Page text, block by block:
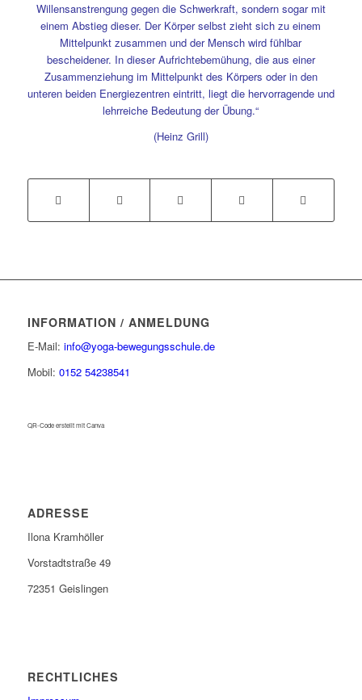
Willensanstrengung gegen die Schwerkraft, sondern sogar mit
einem Abstieg dieser. Der Körper selbst zieht sich zu einem
Mittelpunkt zusammen und der Mensch wird fühlbar
bescheidener. In dieser Aufrichtebemühung, die aus einer
Zusammenziehung im Mittelpunkt des Körpers oder in den
unteren beiden Energiezentren eintritt, liegt die hervorragende und
lehrreiche Bedeutung der Übung.“
(Heinz Grill)
INFORMATION / ANMELDUNG
E-Mail: info@yoga-bewegungsschule.de
Mobil: 0152 54238541
QR-Code erstellt mit Canva
ADRESSE
Ilona Kramhöller
Vorstadtstraße 49
72351 Geislingen
RECHTLICHES